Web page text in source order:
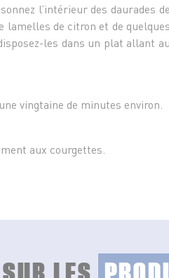
l’intérieur des daurades de
lamelles de citron et de quelques
les dans un plat allant au
vingtaine de minutes environ.
aux courgettes.
LES